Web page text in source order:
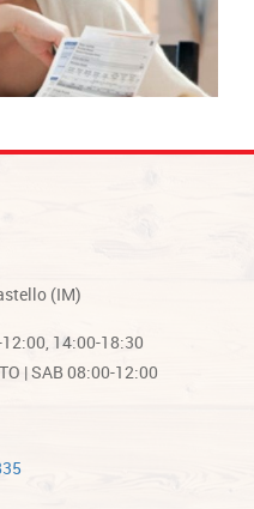
(IM)
12:00, 14:00-18:30
| SAB 08:00-12:00